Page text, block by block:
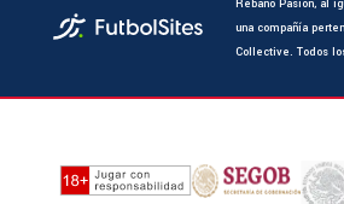
Rebaño Pasión, al
una compañía
Collective. Todos